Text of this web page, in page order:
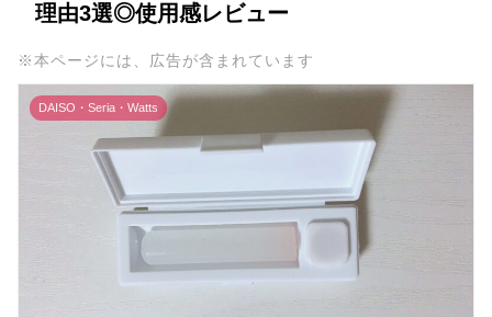
理由3選◎使用感レビュー
※本ページには、広告が含まれています
DAISO・Seria・Watts